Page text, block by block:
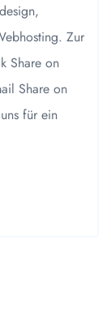
Zur
Share on
Share on
für ein